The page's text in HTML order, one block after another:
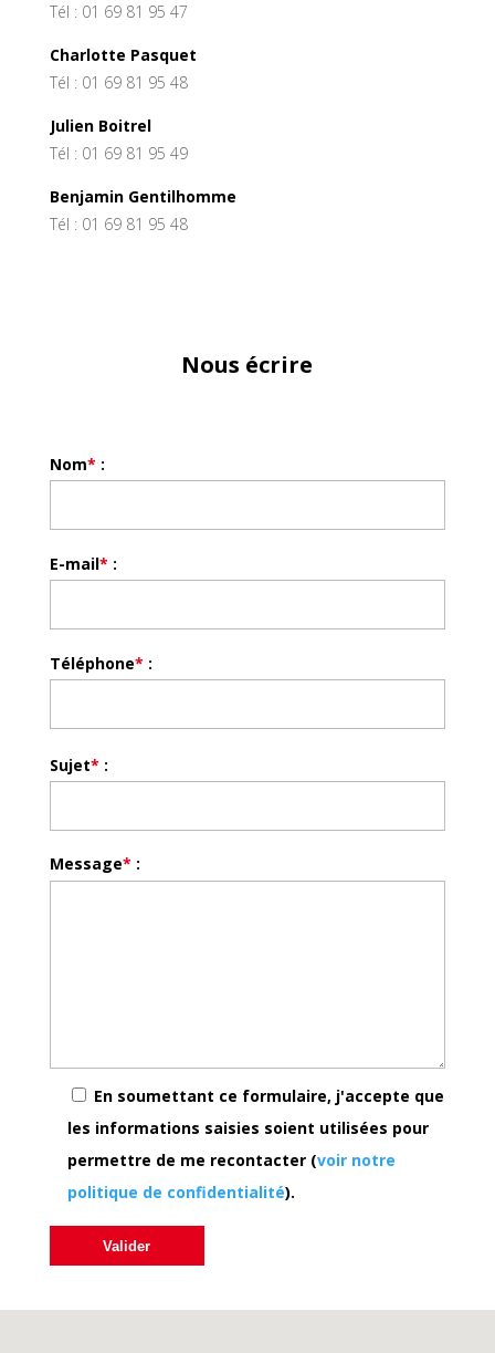
Tél : 01 69 81 95 47
Charlotte Pasquet
Tél : 01 69 81 95 48
Julien Boitrel
Tél : 01 69 81 95 49
Benjamin Gentilhomme
Tél : 01 69 81 95 48
Nous écrire
Nom* :
E-mail* :
Téléphone* :
e
l
i
c
Sujet* :
Message* :
En soumettant ce formulaire, j'accepte que
les informations saisies soient utilisées pour
permettre de me recontacter (voir notre
politique de confidentialité).